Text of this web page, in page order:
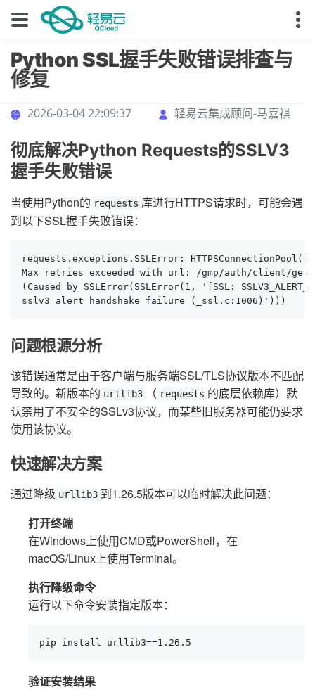
Python SSL握手失败错误排查与
修复
2026-03-04 22:09:37 轻易云集成顾问-马嘉祺
彻底解决Python Requests的SSLV3
握手失败错误
当使用Python的 requests 库进行HTTPS请求时，可能会遇
到以下SSL握手失败错误：
requests.exceptions.SSLError:
Max retries exceeded with url: /gmp/auth/client/
(Caused by SSLError(SSLError(1, '[SSL:
sslv3 alert handshake failure (_ssl.c:1006)')))
问题根源分析
该错误通常是由于客户端与服务端SSL/TLS协议版本不匹配
导致的。新版本的 urllib3 （ requests 的底层依赖库）默
认禁用了不安全的SSLv3协议，而某些旧服务器可能仍要求
使用该协议。
快速解决方案
通过降级 urllib3 到1.26.5版本可以临时解决此问题：
打开终端
在Windows上使用CMD或PowerShell，在
macOS/Linux上使用Terminal。
执行降级命令
运行以下命令安装指定版本：
pip install urllib3==1.26.5
验证安装结果